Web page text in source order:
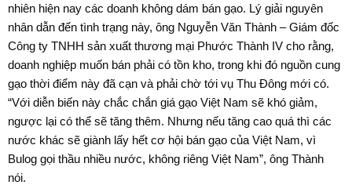
nhiên hiện nay các doanh không dám bán gạo. Lý giải nguyên
nhân dẫn đến tình trạng này, ông Nguyễn Văn Thành – Giám đốc
Công ty TNHH sản xuất thương mại Phước Thành IV cho rằng,
doanh nghiệp muốn bán phải có tồn kho, trong khi đó nguồn cung
gạo thời điểm này đã cạn và phải chờ tới vụ Thu Đông mới có.
“Với diễn biến này chắc chắn giá gạo Việt Nam sẽ khó giảm,
ngược lại có thể sẽ tăng thêm. Nhưng nếu tăng cao quá thì các
nước khác sẽ giành lấy hết cơ hội bán gạo của Việt Nam, vì
Bulog gọi thầu nhiều nước, không riêng Việt Nam”, ông Thành
nói.